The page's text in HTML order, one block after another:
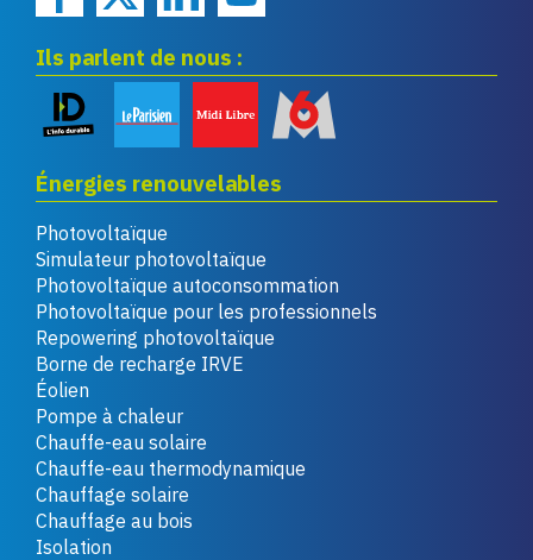
Ils parlent de nous :
Énergies renouvelables
Photovoltaïque
Simulateur photovoltaïque
Photovoltaïque autoconsommation
Photovoltaïque pour les professionnels
Repowering photovoltaïque
Borne de recharge IRVE
Éolien
Pompe à chaleur
Chauffe-eau solaire
Chauffe-eau thermodynamique
Chauffage solaire
Chauffage au bois
Isolation